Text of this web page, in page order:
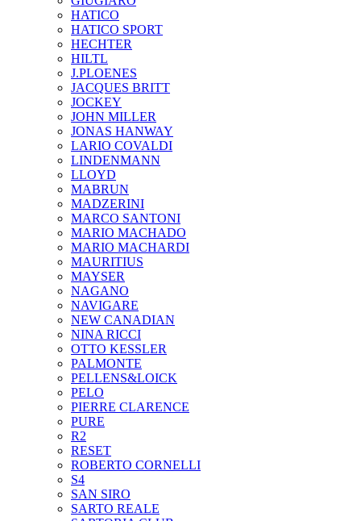
HATICO
HATICO SPORT
HECHTER
HILTL
J.PLOENES
JAСQUES BRITT
JOCKEY
JOHN MILLER
JONAS HANWAY
LARIO COVALDI
LINDENMANN
LLOYD
MABRUN
MADZERINI
MARCO SANTONI
MARIO MACHADO
MARIO MACHARDI
MAURITIUS
MAYSER
NAGANO
NAVIGARE
NEW CANADIAN
NINA RICCI
OTTO KESSLER
PALMONTE
PELLENS&LOICK
PELO
PIERRE CLARENCE
PURE
R2
RESET
ROBERTO CORNELLI
S4
SAN SIRO
SARTO REALE